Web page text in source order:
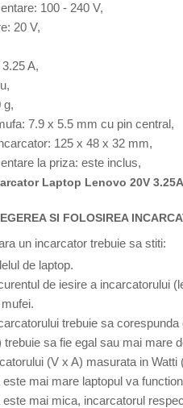
100 - 240 V,
20 V,
A,
g,
7.9 x 5.5 mm cu pin central,
125 x 48 x 32 mm,
la priza: este inclus,
Laptop Lenovo 20V
SI FOLOSIREA
un incarcator trebuie sa stiti:
de laptop.
de iesire a incarcatorului
trebuie sa
trebuie sa fie egal sau mai mare
(V x A) masurata in
mai mare laptopul va
mai mica, incarcatorul